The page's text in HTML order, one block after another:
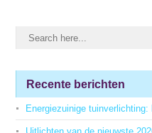
Recente berichten
Energiezuinige